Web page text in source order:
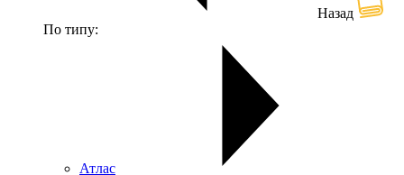
Назад
По типу:
Атлас